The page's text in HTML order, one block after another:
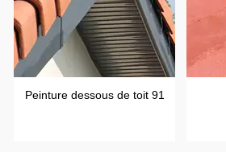
Peinture dessous de toit 91